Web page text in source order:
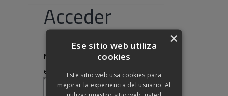
Acceder
Nombre de usuario o correo
electrónico *Obligatorio
×
Ese sitio web utiliza
cookies
Este sitio web usa cookies para
mejorar la experiencia del usuario. Al